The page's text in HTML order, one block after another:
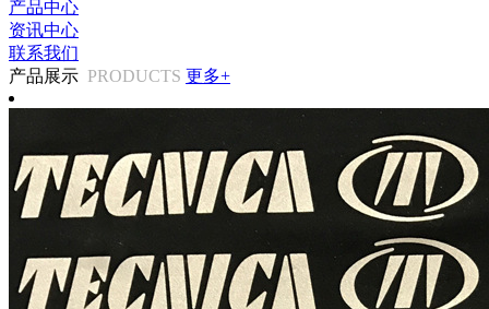
产品中心
资讯中心
联系我们
产品展示 PRODUCTS 更多+